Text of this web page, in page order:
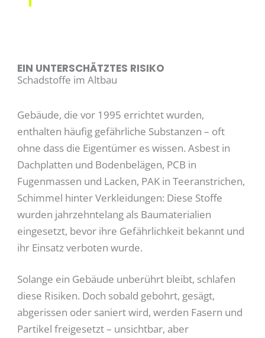
EIN UNTERSCHÄTZTES RISIKO
Schadstoffe im Altbau
Gebäude, die vor 1995 errichtet wurden,
enthalten häufig gefährliche Substanzen – oft
ohne dass die Eigentümer es wissen. Asbest in
Dachplatten und Bodenbelägen, PCB in
Fugenmassen und Lacken, PAK in Teeranstrichen,
Schimmel hinter Verkleidungen: Diese Stoffe
wurden jahrzehntelang als Baumaterialien
eingesetzt, bevor ihre Gefährlichkeit bekannt und
ihr Einsatz verboten wurde.
Solange ein Gebäude unberührt bleibt, schlafen
diese Risiken. Doch sobald gebohrt, gesägt,
abgerissen oder saniert wird, werden Fasern und
Partikel freigesetzt – unsichtbar, aber